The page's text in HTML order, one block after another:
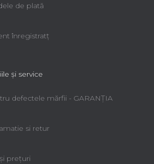
de plată
înregistratţ
şi service
defectele mărfii - GARANŢIA
si retur
preţuri